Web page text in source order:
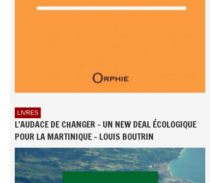
LIVRES
L'AUDACE DE CHANGER - UN NEW DEAL ÉCOLOGIQUE
POUR LA MARTINIQUE - LOUIS BOUTRIN